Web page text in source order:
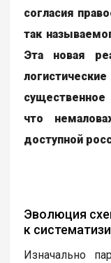
согласия
так
Эта новая
существенное
что
доступной
Эволюция
к
Изначально